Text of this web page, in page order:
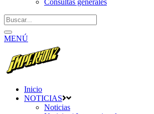
Consultas generales
MENÚ
Inicio
NOTICIAS
Noticias